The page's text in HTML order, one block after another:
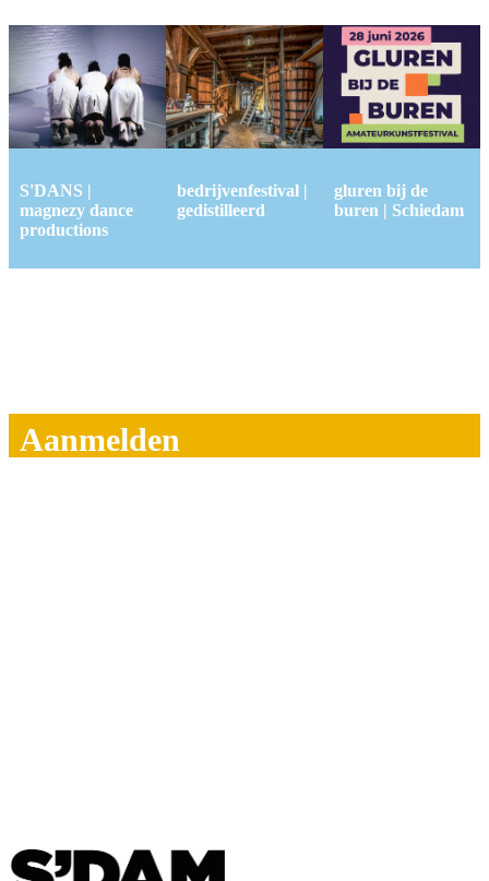
S'DANS |
magnezy dance
productions
bedrijvenfestival |
gedistilleerd
gluren bij de
buren | Schiedam
Aanmelden